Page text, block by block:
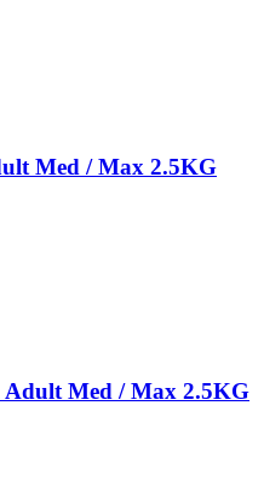
Med / Max 2.5KG
Med / Max 2.5KG